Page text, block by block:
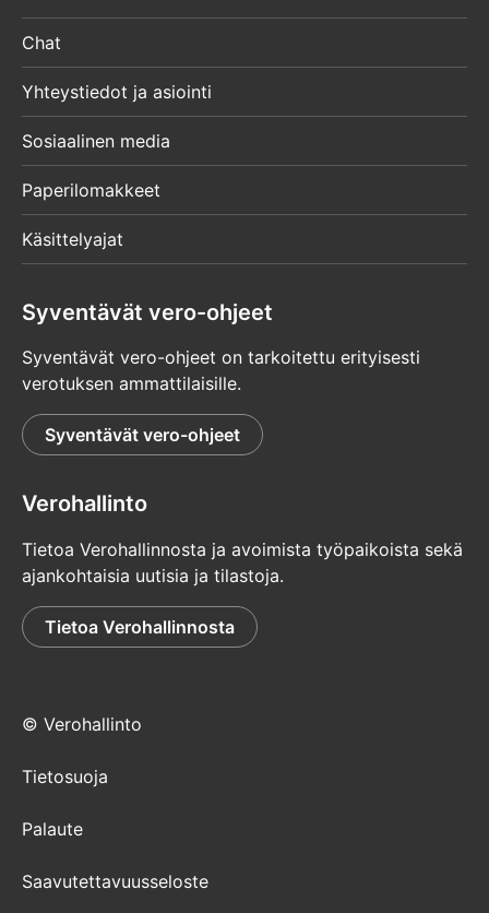
Chat
Yhteystiedot ja asiointi
Sosiaalinen media
Paperilomakkeet
Käsittelyajat
Syventävät vero-ohjeet
Syventävät vero-ohjeet on tarkoitettu erityisesti
verotuksen ammattilaisille.
Syventävät vero-ohjeet
Verohallinto
Tietoa Verohallinnosta ja avoimista työpaikoista sekä
ajankohtaisia uutisia ja tilastoja.
Tietoa Verohallinnosta
© Verohallinto
Tietosuoja
Palaute
Saavutettavuusseloste